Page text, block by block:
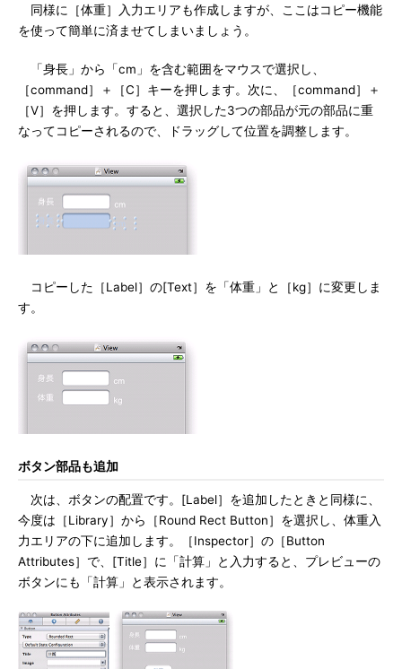
同様に［体重］入力エリアも作成しますが、ここはコピー機能
を使って簡単に済ませてしまいましょう。
「身長」から「cm」を含む範囲をマウスで選択し、
［command］＋［C］キーを押します。次に、［command］＋
［V］を押します。すると、選択した3つの部品が元の部品に重
なってコピーされるので、ドラッグして位置を調整します。
コピーした［Label］の[Text］を「体重」と［kg］に変更しま
す。
ボタン部品も追加
次は、ボタンの配置です。[Label］を追加したときと同様に、
今度は［Library］から［Round Rect Button］を選択し、体重入
力エリアの下に追加します。［Inspector］の［Button
Attributes］で、[Title］に「計算」と入力すると、プレビューの
ボタンにも「計算」と表示されます。